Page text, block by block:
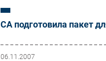
CA подготовила пакет
06.11.2007